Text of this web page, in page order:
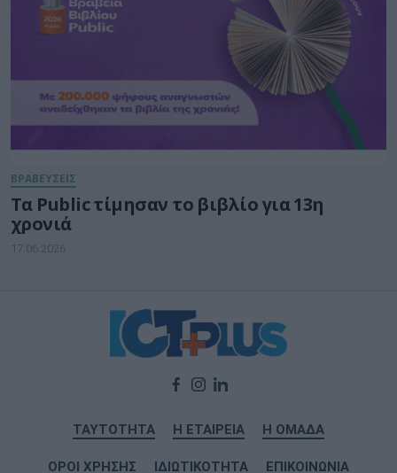
ΒΡΑΒΕΥΣΕΙΣ
Τα Public τίμησαν το βιβλίο για 13η
χρονιά
17.06.2026
ΤΑΥΤΟΤΗΤΑ Η ΕΤΑΙΡΕΙΑ Η ΟΜΑΔΑ
ΟΡΟΙ ΧΡΗΣΗΣ ΙΔΙΩΤΙΚΟΤΗΤΑ ΕΠΙΚΟΙΝΩΝΙΑ